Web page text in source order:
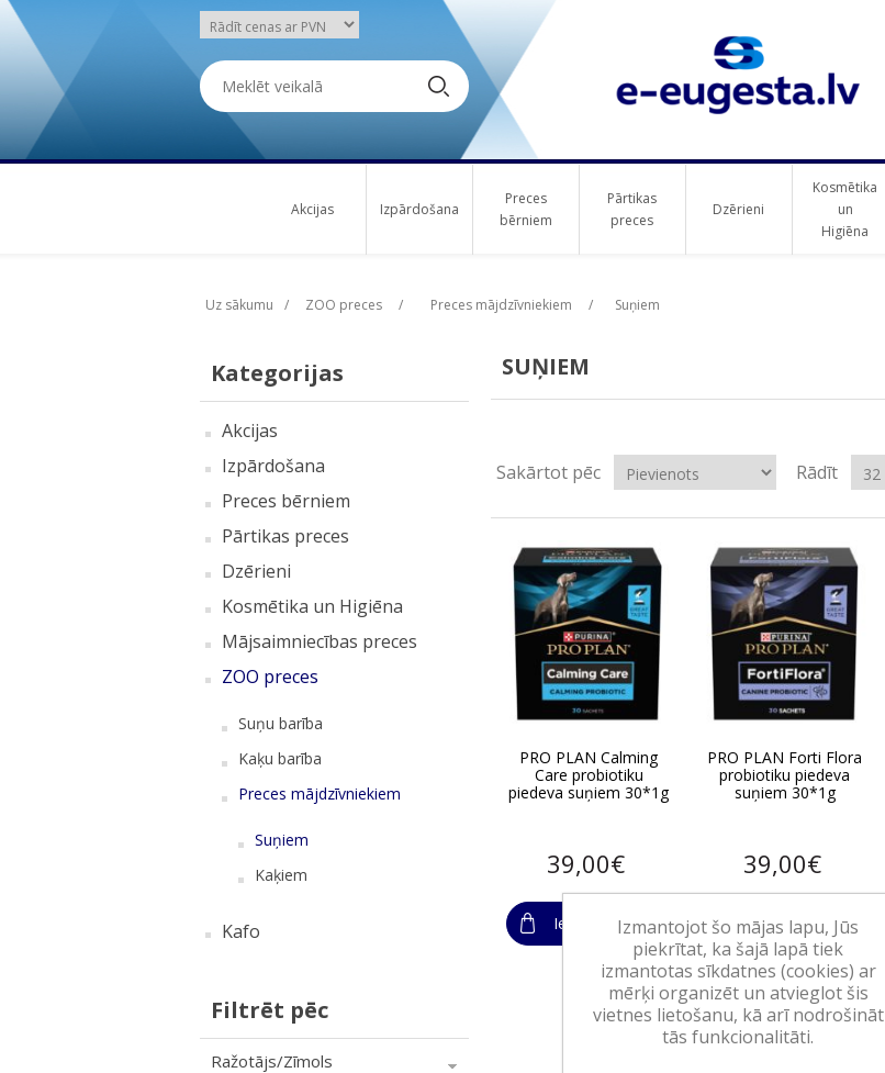
Akcijas Izpārdošana
Preces
bērniem
Pārtikas
preces
Dzērieni
Kosmētika
un
Higiēna
Uz sākumu / ZOO preces / Preces mājdzīvniekiem / Suņiem
Kategorijas
Akcijas
Izpārdošana
Preces bērniem
Pārtikas preces
Dzērieni
Kosmētika un Higiēna
Mājsaimniecības preces
ZOO preces
Suņu barība
Kaķu barība
Preces mājdzīvniekiem
Suņiem
Kaķiem
Kafo
Filtrēt pēc
Ražotājs/Zīmols
SUŅIEM
Sakārtot pēc Rādīt
PRO PLAN Calming
Care probiotiku
piedeva suņiem 30*1g
39,00€
Ielikt grozā
PRO PLAN Forti Flora
probiotiku piedeva
suņiem 30*1g
39,00€
Ielikt grozā
Izmantojot šo mājas lapu, Jūs
piekrītat, ka šajā lapā tiek
izmantotas sīkdatnes (cookies) ar
mērķi organizēt un atvieglot šis
vietnes lietošanu, kā arī nodrošināt
tās funkcionalitāti.